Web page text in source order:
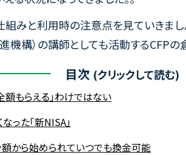
組みと利用時の注意点を見ていきま
機構）の講師としても活動するCFPの
目次
もらえる」わけではない
った「新NISA」
額から始められていつでも換金可能